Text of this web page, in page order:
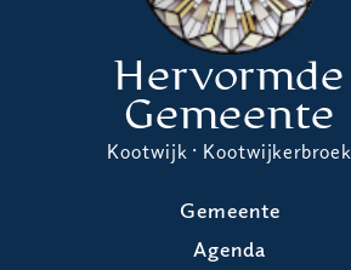
Hervormde
Gemeente
Kootwijk · Kootwijkerbroek
Gemeente
Agenda